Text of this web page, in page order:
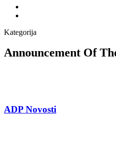
Kategorija
Announcement Of
ADP Novosti